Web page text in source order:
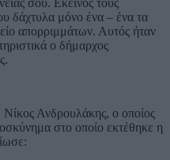
δάχτυλα μόνο ένα – ένα τα
απορριμμάτων. Αυτός ήταν
ο δήμαρχος
Ανδρουλάκης, ο οποίος
στο οποίο εκτέθηκε η